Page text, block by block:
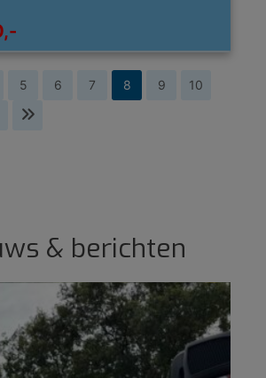
5 6 7 8 9
10
& berichten